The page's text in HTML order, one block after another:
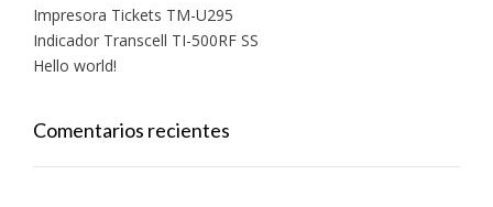
Impresora Tickets TM-U295
Indicador Transcell TI-500RF SS
Hello world!
Comentarios recientes